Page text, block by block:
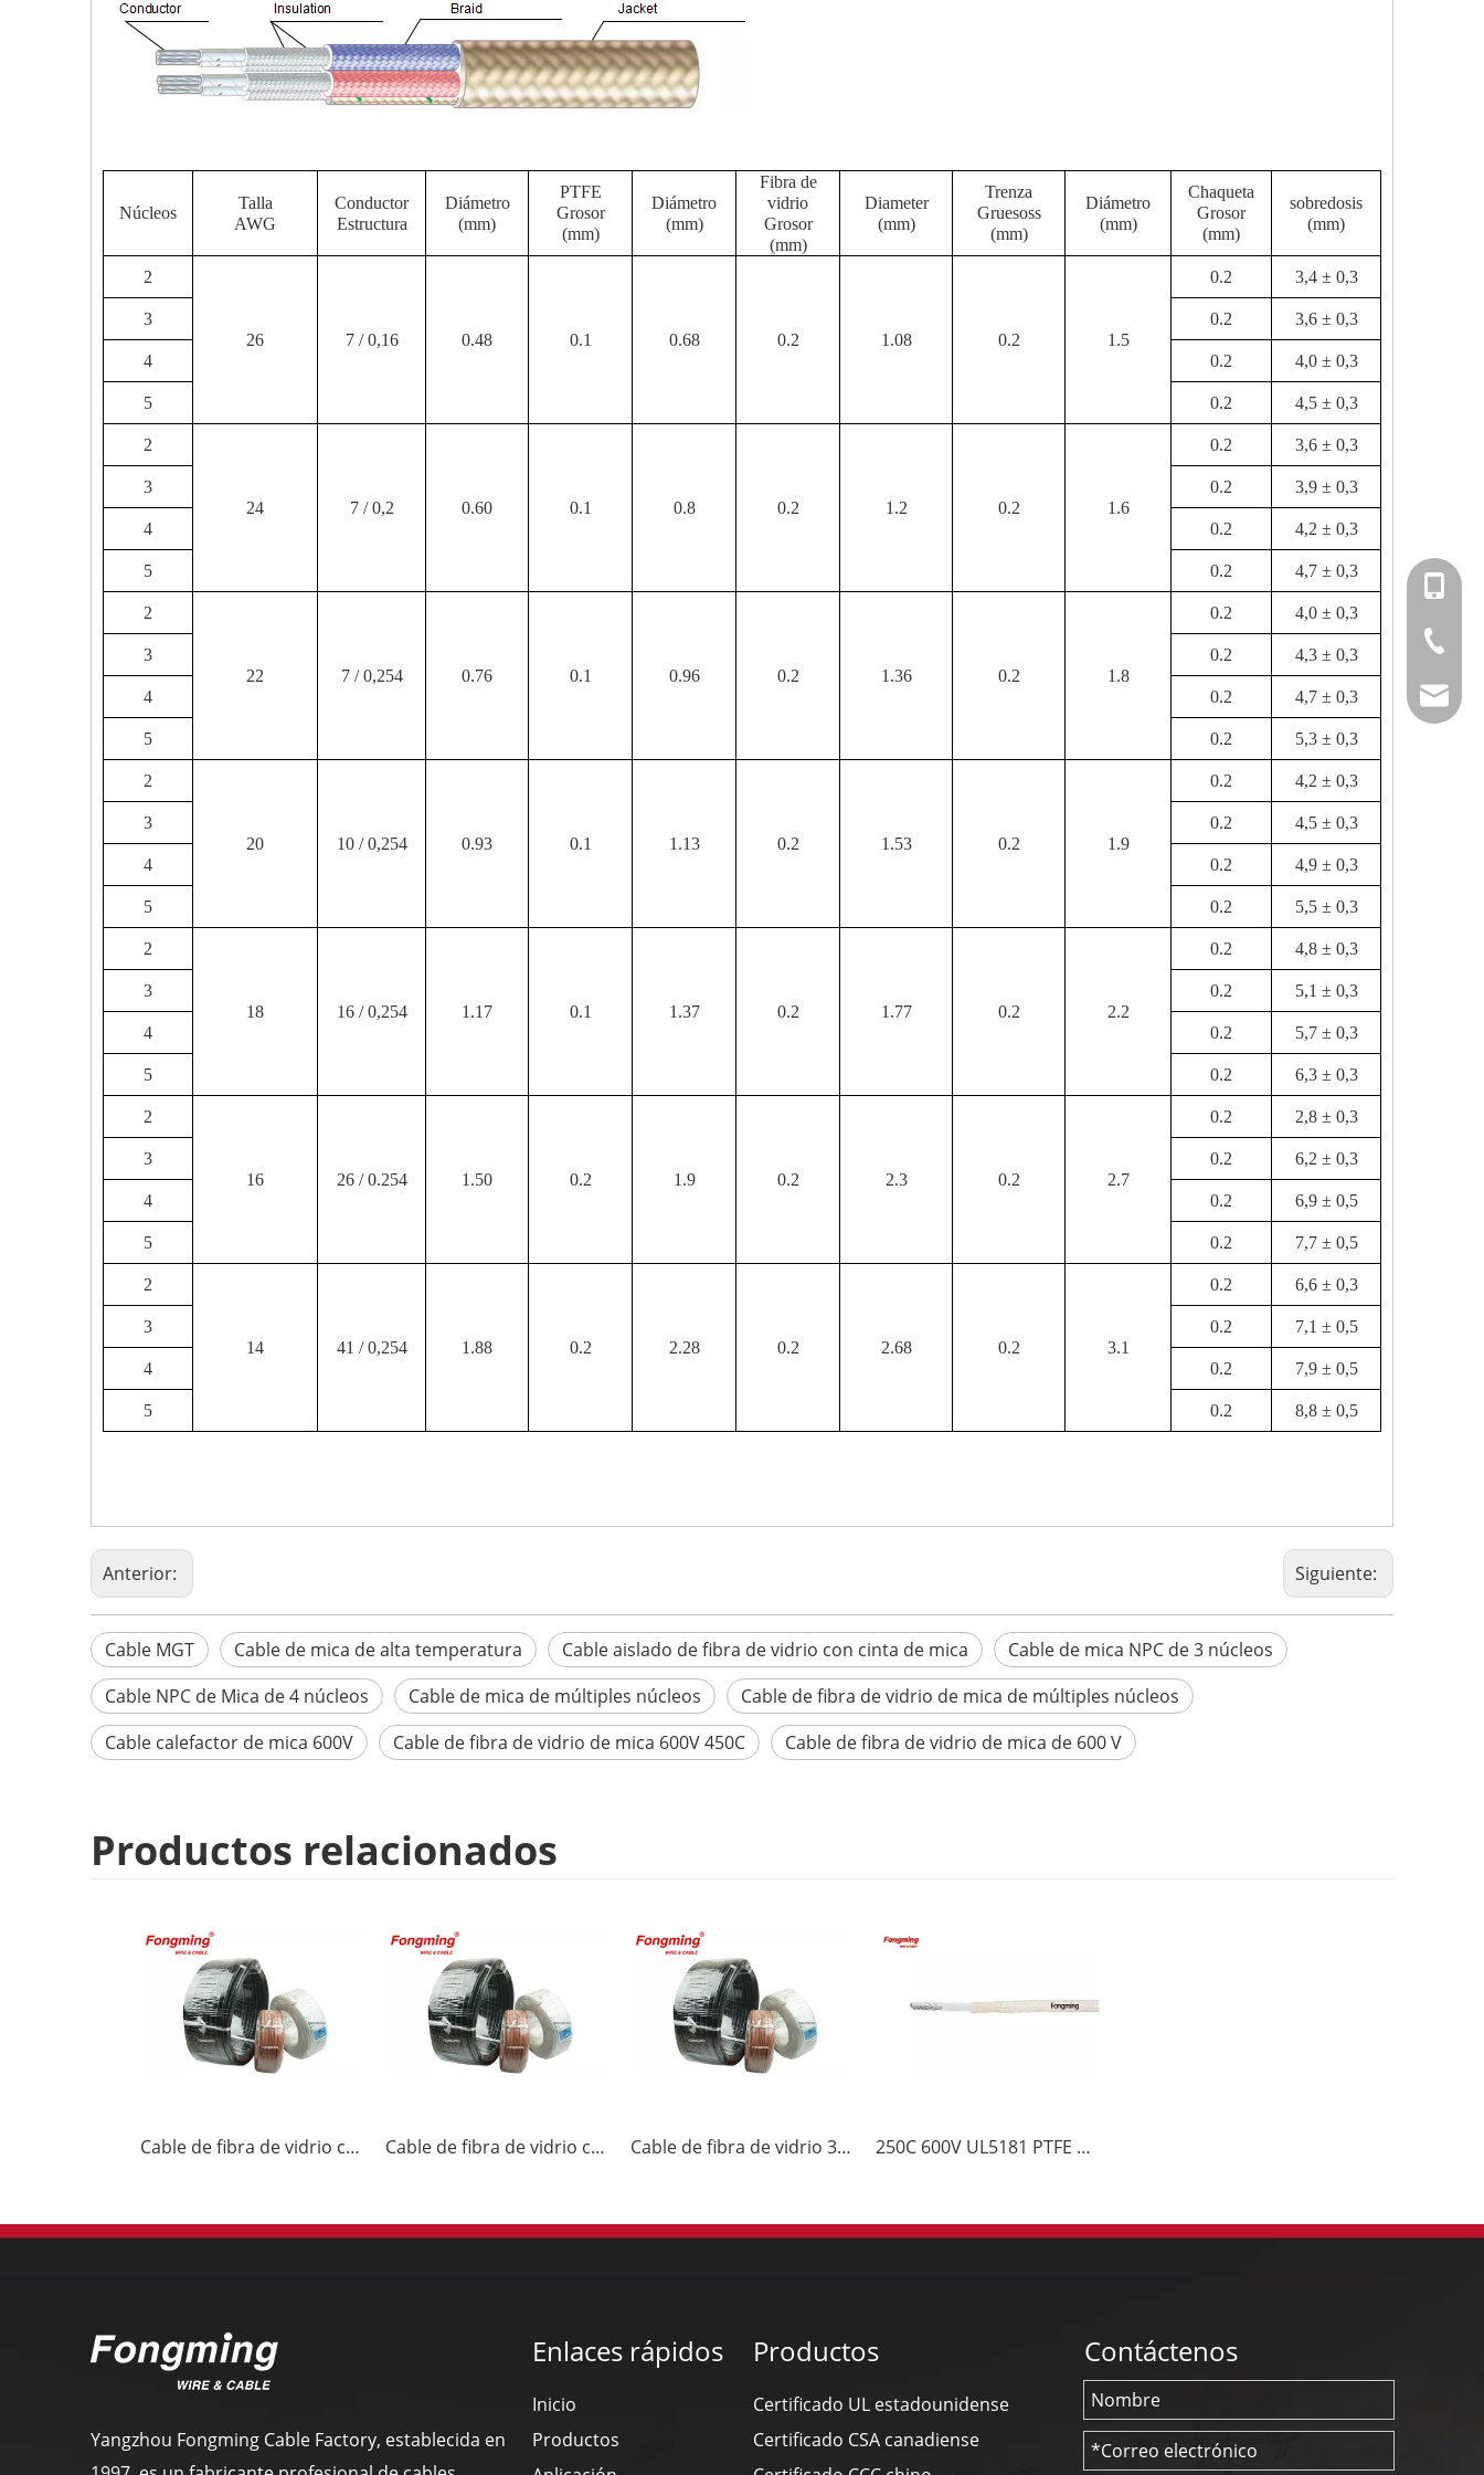
Núcleos
Talla
AWG
Conductor
Estructura
Diámetro
(mm)
PTFE
Grosor
(mm)
Diámetro
(mm)
Fibra de
vidrio
Grosor
(mm)
Diameter
(mm)
Trenza
Gruesoss
(mm)
Diámetro
(mm)
Chaqueta
Grosor
(mm)
sobredosis
(mm)
2
26 7 / 0,16 0.48 0.1 0.68 0.2 1.08 0.2 1.5
0.2 3,4 ± 0,3
3 0.2 3,6 ± 0,3
4 0.2 4,0 ± 0,3
5 0.2 4,5 ± 0,3
2
24 7 / 0,2 0.60 0.1 0.8 0.2 1.2 0.2 1.6
0.2 3,6 ± 0,3
3 0.2 3,9 ± 0,3
4 0.2 4,2 ± 0,3
5 0.2 4,7 ± 0,3
2
22 7 / 0,254 0.76 0.1 0.96 0.2 1.36 0.2 1.8
0.2 4,0 ± 0,3
3 0.2 4,3 ± 0,3
4 0.2 4,7 ± 0,3
5 0.2 5,3 ± 0,3
2
20 10 / 0,254 0.93 0.1 1.13 0.2 1.53 0.2 1.9
0.2 4,2 ± 0,3
3 0.2 4,5 ± 0,3
4 0.2 4,9 ± 0,3
5 0.2 5,5 ± 0,3
2
18 16 / 0,254 1.17 0.1 1.37 0.2 1.77 0.2 2.2
0.2 4,8 ± 0,3
3 0.2 5,1 ± 0,3
4 0.2 5,7 ± 0,3
5 0.2 6,3 ± 0,3
2
16 26 / 0.254 1.50 0.2 1.9 0.2 2.3 0.2 2.7
0.2 2,8 ± 0,3
3 0.2 6,2 ± 0,3
4 0.2 6,9 ± 0,5
5 0.2 7,7 ± 0,5
2
14 41 / 0,254 1.88 0.2 2.28 0.2 2.68 0.2 3.1
0.2 6,6 ± 0,3
3 0.2 7,1 ± 0,5
4 0.2 7,9 ± 0,5
5 0.2 8,8 ± 0,5
Anterior: Siguiente:
Cable MGT Cable de mica de alta temperatura Cable aislado de fibra de vidrio con cinta de mica
Cable de mica NPC de 3 núcleos
Cable NPC de Mica de 4 núcleos
Cable de mica de múltiples núcleos
Cable de fibra de vidrio de mica de múltiples núcleos
Cable calefactor de mica 600V
Cable de fibra de vidrio de mica 600V 450C Cable de fibra de vidrio de mica de 600 V
Productos relacionados
Cable de fibra de vidrio con cinta de PTFE 250C 600V TGGT03 Cable de fibra de vidrio con cinta de PTFE 250C 300V TGGT03 Cable de fibra de vidrio 350C 600V GG03 250C 600V UL5181 PTFE Cinta Alambre de fibra de vidrio
Yangzhou Fongming Cable Factory, establecida en
Enlaces rápidos
Inicio
Productos
+86-
+86-
Productos
Certificado UL estadounidense
Certificado CSA canadiense
Contáctenos